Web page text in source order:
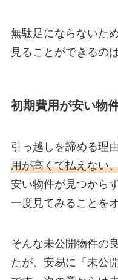
無駄足にならないた
見ることができるの
初期費用が安い物
引っ越しを諦める理
用が高くて払えない
安い物件が見つから
一度見てみることを
そんな未公開物件の
たが、安易に「未公